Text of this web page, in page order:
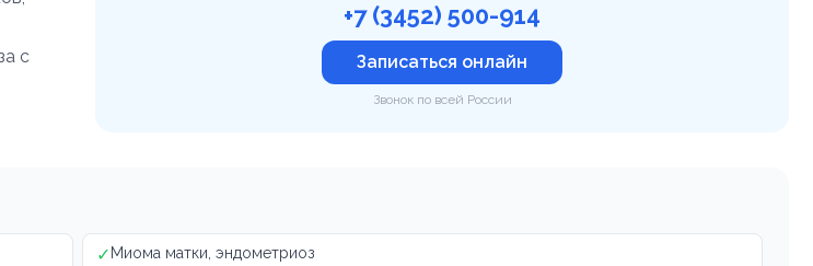
с
+7 (3452) 500-914
Записаться онлайн
Звонок по всей России
✓ Миома матки, эндометриоз